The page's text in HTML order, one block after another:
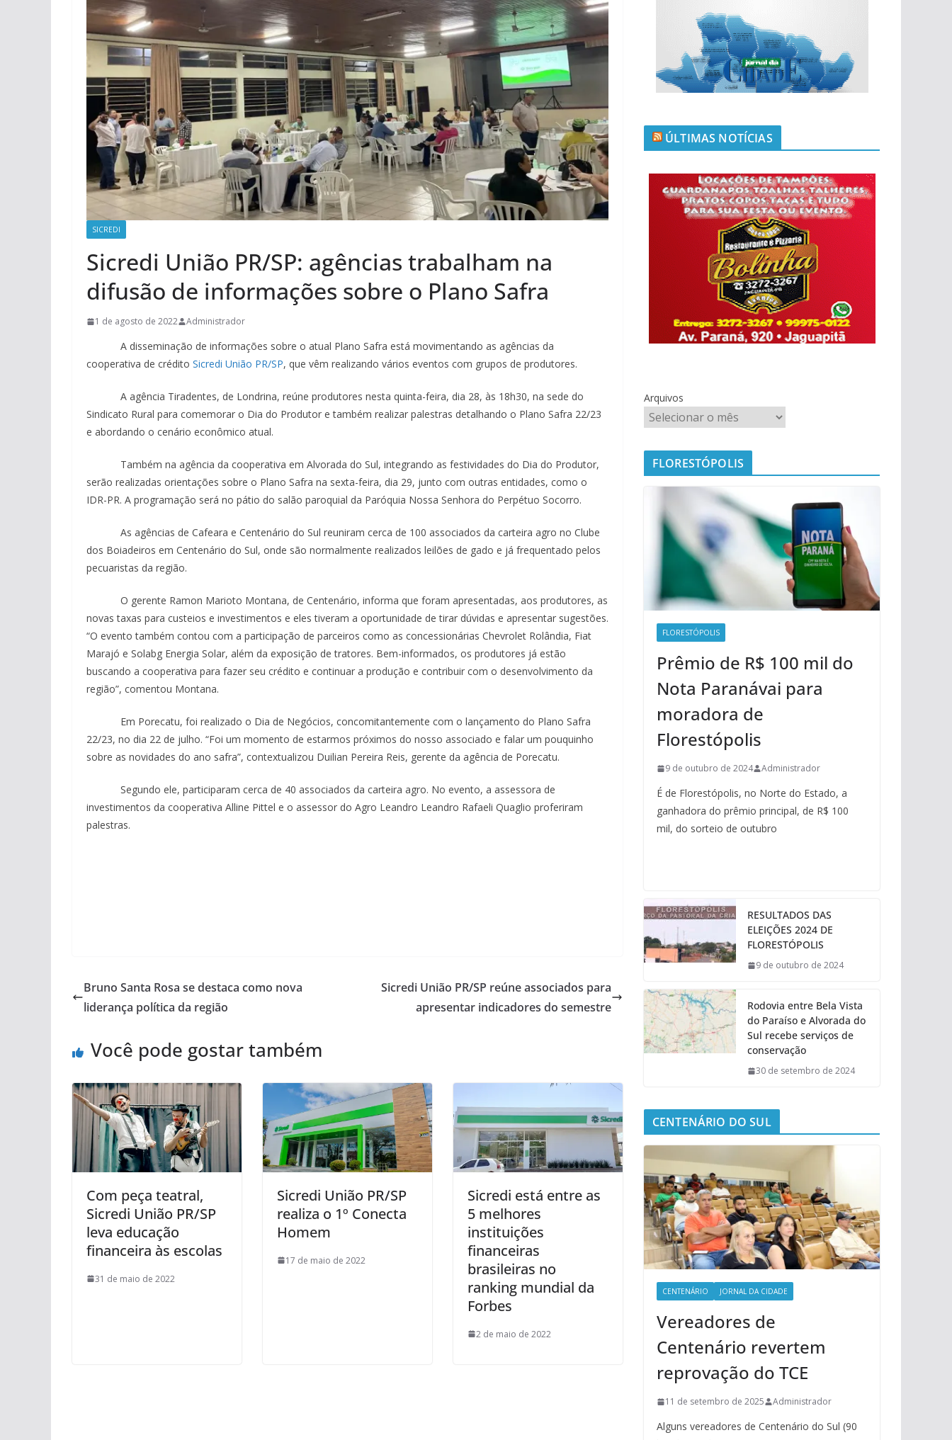
SICREDI
Sicredi União PR/SP: agências trabalham na
difusão de informações sobre o Plano Safra
1 de agosto de 2022 Administrador
A disseminação de informações sobre o atual Plano Safra está movimentando as agências da
cooperativa de crédito Sicredi União PR/SP, que vêm realizando vários eventos com grupos de produtores.
A agência Tiradentes, de Londrina, reúne produtores nesta quinta-feira, dia 28, às 18h30, na sede do
Sindicato Rural para comemorar o Dia do Produtor e também realizar palestras detalhando o Plano Safra 22/23
e abordando o cenário econômico atual.
Também na agência da cooperativa em Alvorada do Sul, integrando as festividades do Dia do Produtor,
serão realizadas orientações sobre o Plano Safra na sexta-feira, dia 29, junto com outras entidades, como o
IDR-PR. A programação será no pátio do salão paroquial da Paróquia Nossa Senhora do Perpétuo Socorro.
As agências de Cafeara e Centenário do Sul reuniram cerca de 100 associados da carteira agro no Clube
dos Boiadeiros em Centenário do Sul, onde são normalmente realizados leilões de gado e já frequentado pelos
pecuaristas da região.
O gerente Ramon Marioto Montana, de Centenário, informa que foram apresentadas, aos produtores, as
novas taxas para custeios e investimentos e eles tiveram a oportunidade de tirar dúvidas e apresentar sugestões.
“O evento também contou com a participação de parceiros como as concessionárias Chevrolet Rolândia, Fiat
Marajó e Solabg Energia Solar, além da exposição de tratores. Bem-informados, os produtores já estão
buscando a cooperativa para fazer seu crédito e continuar a produção e contribuir com o desenvolvimento da
região”, comentou Montana.
Em Porecatu, foi realizado o Dia de Negócios, concomitantemente com o lançamento do Plano Safra
22/23, no dia 22 de julho. “Foi um momento de estarmos próximos do nosso associado e falar um pouquinho
sobre as novidades do ano safra”, contextualizou Duilian Pereira Reis, gerente da agência de Porecatu.
Segundo ele, participaram cerca de 40 associados da carteira agro. No evento, a assessora de
investimentos da cooperativa Alline Pittel e o assessor do Agro Leandro Leandro Rafaeli Quaglio proferiram
palestras.
Bruno Santa Rosa se destaca como nova
liderança política da região
Sicredi União PR/SP reúne associados para
apresentar indicadores do semestre
Você pode gostar também
Com peça teatral,
Sicredi União PR/SP
leva educação
financeira às escolas
31 de maio de 2022
Sicredi União PR/SP
realiza o 1º Conecta
Homem
17 de maio de 2022
Sicredi está entre as
5 melhores
instituições
financeiras
brasileiras no
ranking mundial da
Forbes
2 de maio de 2022
ÚLTIMAS NOTÍCIAS
Arquivos
FLORESTÓPOLIS
FLORESTÓPOLIS
Prêmio de R$ 100 mil do
Nota Paranávai para
moradora de
Florestópolis
9 de outubro de 2024 Administrador
É de Florestópolis, no Norte do Estado, a
ganhadora do prêmio principal, de R$ 100
mil, do sorteio de outubro
RESULTADOS DAS
ELEIÇÕES 2024 DE
FLORESTÓPOLIS
9 de outubro de 2024
Rodovia entre Bela Vista
do Paraíso e Alvorada do
Sul recebe serviços de
conservação
30 de setembro de 2024
CENTENÁRIO DO SUL
CENTENÁRIO JORNAL DA CIDADE
Vereadores de
Centenário revertem
reprovação do TCE
11 de setembro de 2025 Administrador
Alguns vereadores de Centenário do Sul (90